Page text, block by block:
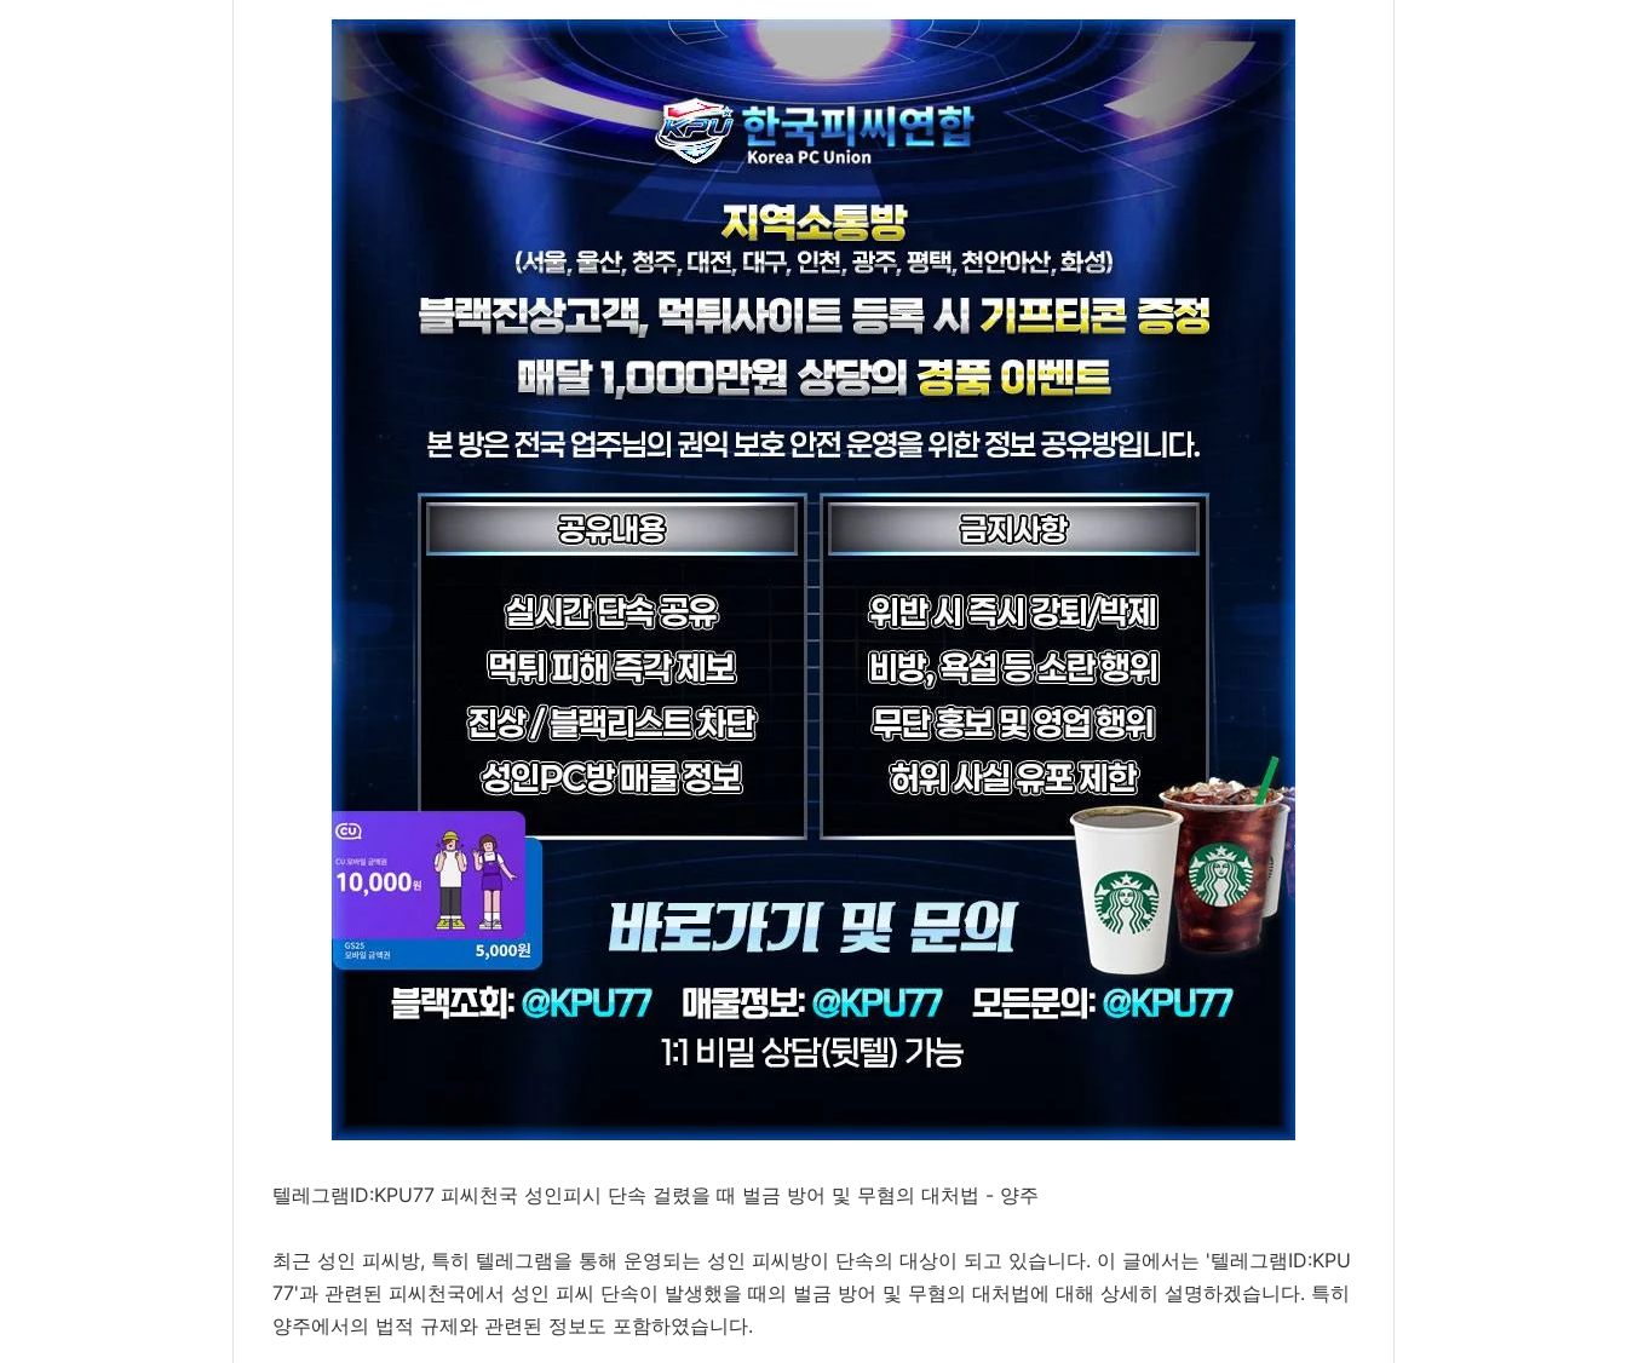
텔레그램ID:KPU77 피씨천국 성인피시 단속 걸렸을 때 벌금 방어 및 무혐의 대처법 - 양주
최근 성인 피씨방, 특히 텔레그램을 통해 운영되는 성인 피씨방이 단속의 대상이 되고 있습니다. 이 글에서는 '텔레그램ID:KPU
77'과 관련된 피씨천국에서 성인 피씨 단속이 발생했을 때의 벌금 방어 및 무혐의 대처법에 대해 상세히 설명하겠습니다. 특히
양주에서의 법적 규제와 관련된 정보도 포함하였습니다.